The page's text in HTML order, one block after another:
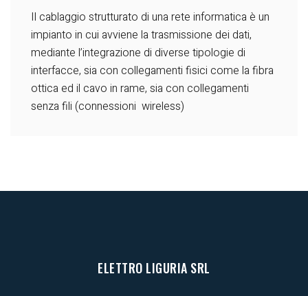
Il cablaggio strutturato di una rete informatica è un
impianto in cui avviene la trasmissione dei dati,
mediante l’integrazione di diverse tipologie di
interfacce, sia con collegamenti fisici come la fibra
ottica ed il cavo in rame, sia con collegamenti
senza fili (connessioni wireless)
ELETTRO LIGURIA SRL